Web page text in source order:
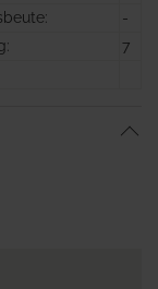
-
7